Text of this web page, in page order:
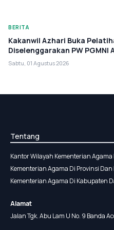
BERITA
Kakanwil Azhari Buka
Diselenggarakan PW PGMNI
Sabtu, 01 Agustus 2026
Tentang
Kantor Wilayah Kementerian
Kementerian Agama Di Provinsi
Kementerian Agama Di Kabupaten
Alamat
Jalan Tgk. Abu Lam U No. 9 Banda